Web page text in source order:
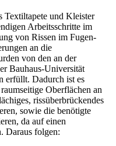
Textiltapete und Kleister
Arbeitsschritte im
von Rissen im Fugen­
an die
von den an der
Bauhaus-Universität
erfüllt. Dadurch ist es
Oberflächen an
rissüberbrückendes
sowie die benötigte
da auf einen
Daraus folgen: